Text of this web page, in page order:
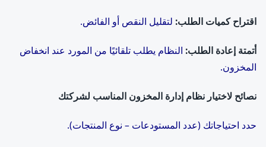
اقتراح كميات الطلب: لتقليل النقص أو الفائض.
أتمتة إعادة الطلب: النظام يطلب تلقائيًا من المورد عند انخفاض
المخزون.
نصائح لاختيار نظام إدارة المخزون المناسب لشركتك
حدد احتياجاتك (عدد المستودعات – نوع المنتجات).